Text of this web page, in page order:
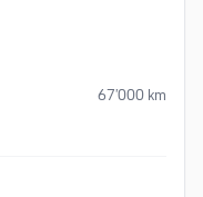
67’000km